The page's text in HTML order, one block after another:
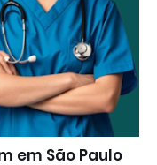
em São Paulo